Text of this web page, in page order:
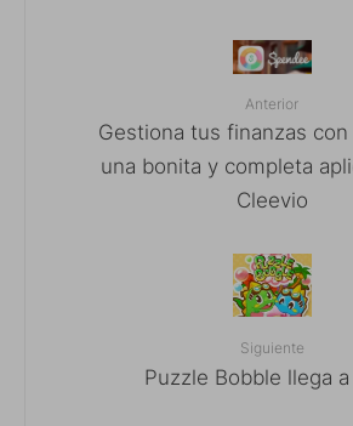
Anterior
Gestiona tus finanzas con
una bonita y completa
Cleevio
Siguiente
Puzzle Bobble llega a